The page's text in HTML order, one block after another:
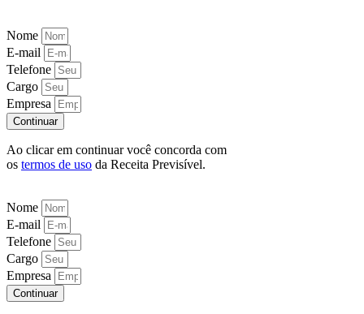
Nome
E-mail
Telefone
Cargo
Empresa
Continuar
Ao clicar em continuar você concorda com
os termos de uso da Receita Previsível.
Nome
E-mail
Telefone
Cargo
Empresa
Continuar